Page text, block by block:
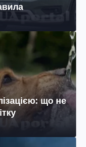
що не